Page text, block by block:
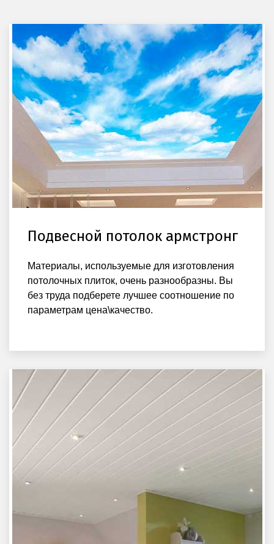
Подвесной потолок армстронг
Материалы, используемые для изготовления
потолочных плиток, очень разнообразны. Вы
без труда подберете лучшее соотношение по
параметрам цена\качество.